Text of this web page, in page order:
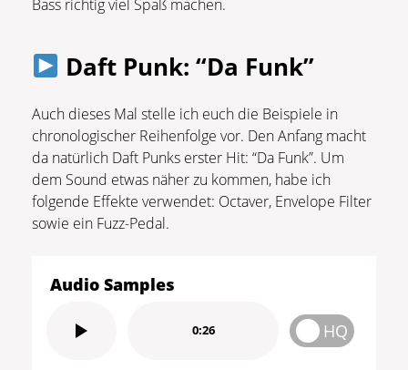
Bass richtig viel Spaß machen.
Daft Punk: “Da Funk”
Auch dieses Mal stelle ich euch die Beispiele in
chronologischer Reihenfolge vor. Den Anfang macht
da natürlich Daft Punks erster Hit: “Da Funk”. Um
dem Sound etwas näher zu kommen, habe ich
folgende Effekte verwendet: Octaver, Envelope Filter
sowie ein Fuzz-Pedal.
Audio Samples
0:26 HQ